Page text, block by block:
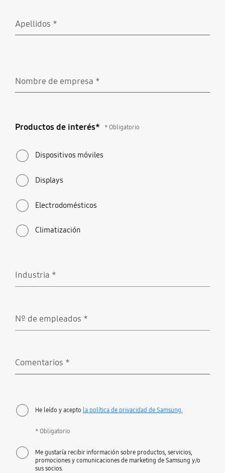
Apellidos *
Nombre de empresa *
Productos de interés* * Obligatorio
Dispositivos móviles
Displays
Electrodomésticos
Climatización
Industria *
Nº de empleados *
Comentarios *
He leído y acepto la política de privacidad de Samsung.
* Obligatorio
Me gustaría recibir información sobre productos, servicios,
promociones y comunicaciones de marketing de Samsung y/o
sus socios.